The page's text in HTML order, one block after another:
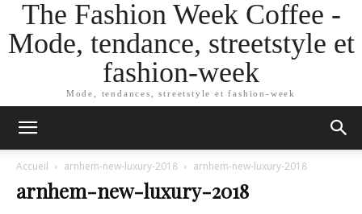
The Fashion Week Coffee -
Mode, tendance, streetstyle et
fashion-week
Mode, tendances, streetstyle et fashion-week
Accueil arnhem-new-luxury-2018 arnhem-new-luxury-2018
arnhem-new-luxury-2018